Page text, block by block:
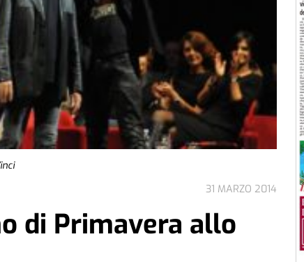
31 MARZO 2014
di Primavera allo